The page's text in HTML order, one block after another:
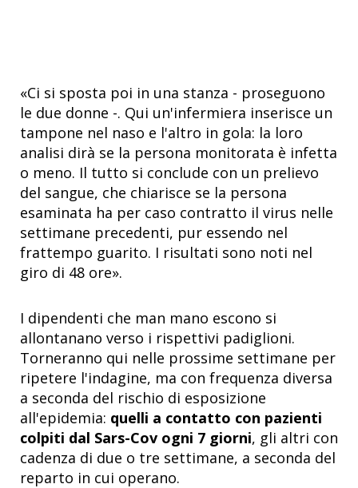
«Ci si sposta poi in una stanza - proseguono
le due donne -. Qui un'infermiera inserisce un
tampone nel naso e l'altro in gola: la loro
analisi dirà se la persona monitorata è infetta
o meno. Il tutto si conclude con un prelievo
del sangue, che chiarisce se la persona
esaminata ha per caso contratto il virus nelle
settimane precedenti, pur essendo nel
frattempo guarito. I risultati sono noti nel
giro di 48 ore».
I dipendenti che man mano escono si
allontanano verso i rispettivi padiglioni.
Torneranno qui nelle prossime settimane per
ripetere l'indagine, ma con frequenza diversa
a seconda del rischio di esposizione
all'epidemia: quelli a contatto con pazienti
colpiti dal Sars-Cov ogni 7 giorni, gli altri con
cadenza di due o tre settimane, a seconda del
reparto in cui operano.